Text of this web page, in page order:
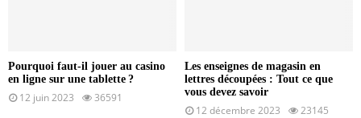
Pourquoi faut-il jouer au casino
en ligne sur une tablette ?
12 juin 2023 36591
Les enseignes de magasin en
lettres découpées : Tout ce que
vous devez savoir
12 décembre 2023 23145